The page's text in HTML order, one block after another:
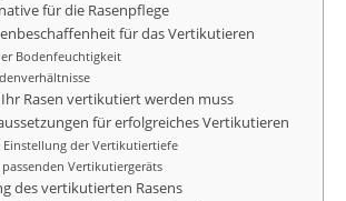
für die Rasenpflege
für das Vertikutieren
Bodenfeuchtigkeit
Rasen vertikutiert werden muss
für erfolgreiches Vertikutieren
der Vertikutiertiefe
Vertikutiergeräts
des vertikutierten Rasens